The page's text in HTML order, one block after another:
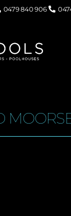
0479 840 906